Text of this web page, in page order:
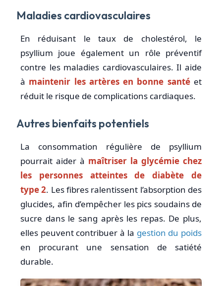
Maladies cardiovasculaires
En réduisant le taux de cholestérol, le
psyllium joue également un rôle préventif
contre les maladies cardiovasculaires. Il aide
à maintenir les artères en bonne santéet
réduit le risque de complications cardiaques.
Autres bienfaits potentiels
La consommation régulière de psyllium
pourrait aider à maîtriser la glycémie chez
les personnes atteintes de diabète de
type 2. Les fibres ralentissent l’absorption des
glucides, afin d’empêcher les pics soudains de
sucre dans le sang après les repas. De plus,
elles peuvent contribuer à la gestion du poids
en procurant une sensation de satiété
durable.